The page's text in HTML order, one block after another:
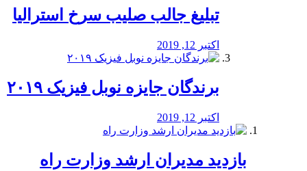
تبلیغ جالب صلیب سرخ استرالیا
اکتبر 12, 2019
برندگان جایزه نوبل فیزیک ۲۰۱۹
اکتبر 12, 2019
بازدید مدیران ارشد وزارت راه